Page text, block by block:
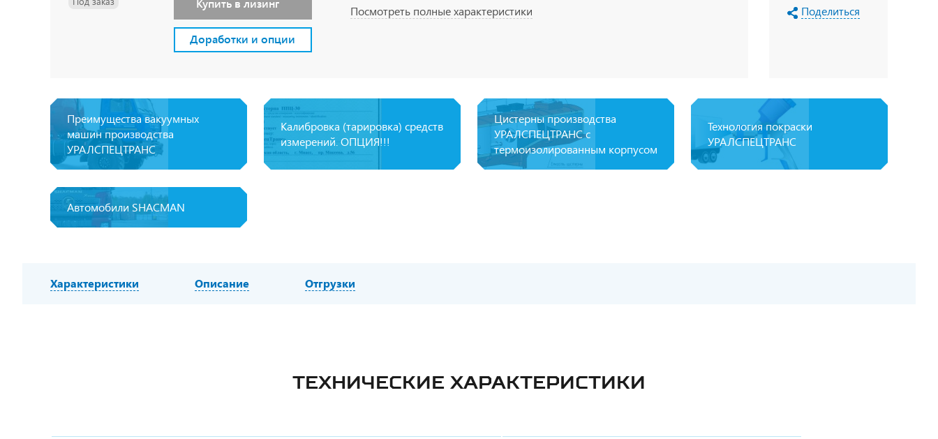
Купить в лизинг
Доработки и опции
12JSDX220ТA-B, двускат, шины 315/80R22.5, алюм.т/бак 500л., ABS
Посмотреть полные характеристики
Поделиться
Преимущества вакуумных
машин производства
УРАЛСПЕЦТРАНС
Калибровка (тарировка) средств
измерений. ОПЦИЯ!!!
Цистерны производства
УРАЛСПЕЦТРАНС с
термоизолированным корпусом
Технология покраски
УРАЛСПЕЦТРАНС
Автомобили SHACMAN
Характеристики Описание Отгрузки
ТЕХНИЧЕСКИЕ ХАРАКТЕРИСТИКИ